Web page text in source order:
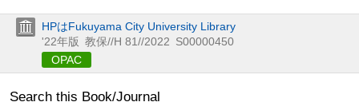
HPはFukuyama City University Library
'22年版 教保//H 81//2022 S00000450
OPAC
Search this Book/Journal